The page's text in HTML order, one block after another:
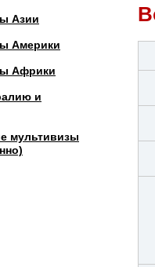
Азии
Америки
Африки
и
мультивизы